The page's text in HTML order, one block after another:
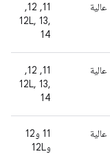
عالية
‫11, 12,
12L, 13,
14
عالية
‫11, 12,
12L, 13,
14
عالية
11 و12
و12L